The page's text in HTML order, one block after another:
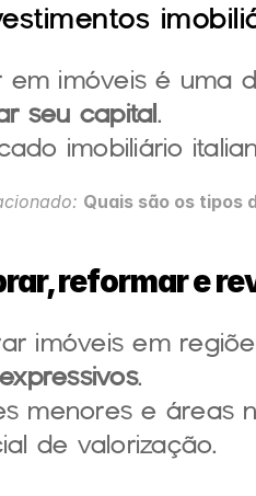
em imóveis é uma
seu capital.
imobiliário
Quais são os tipos
reformar e
.
menores e áreas
de valorização.